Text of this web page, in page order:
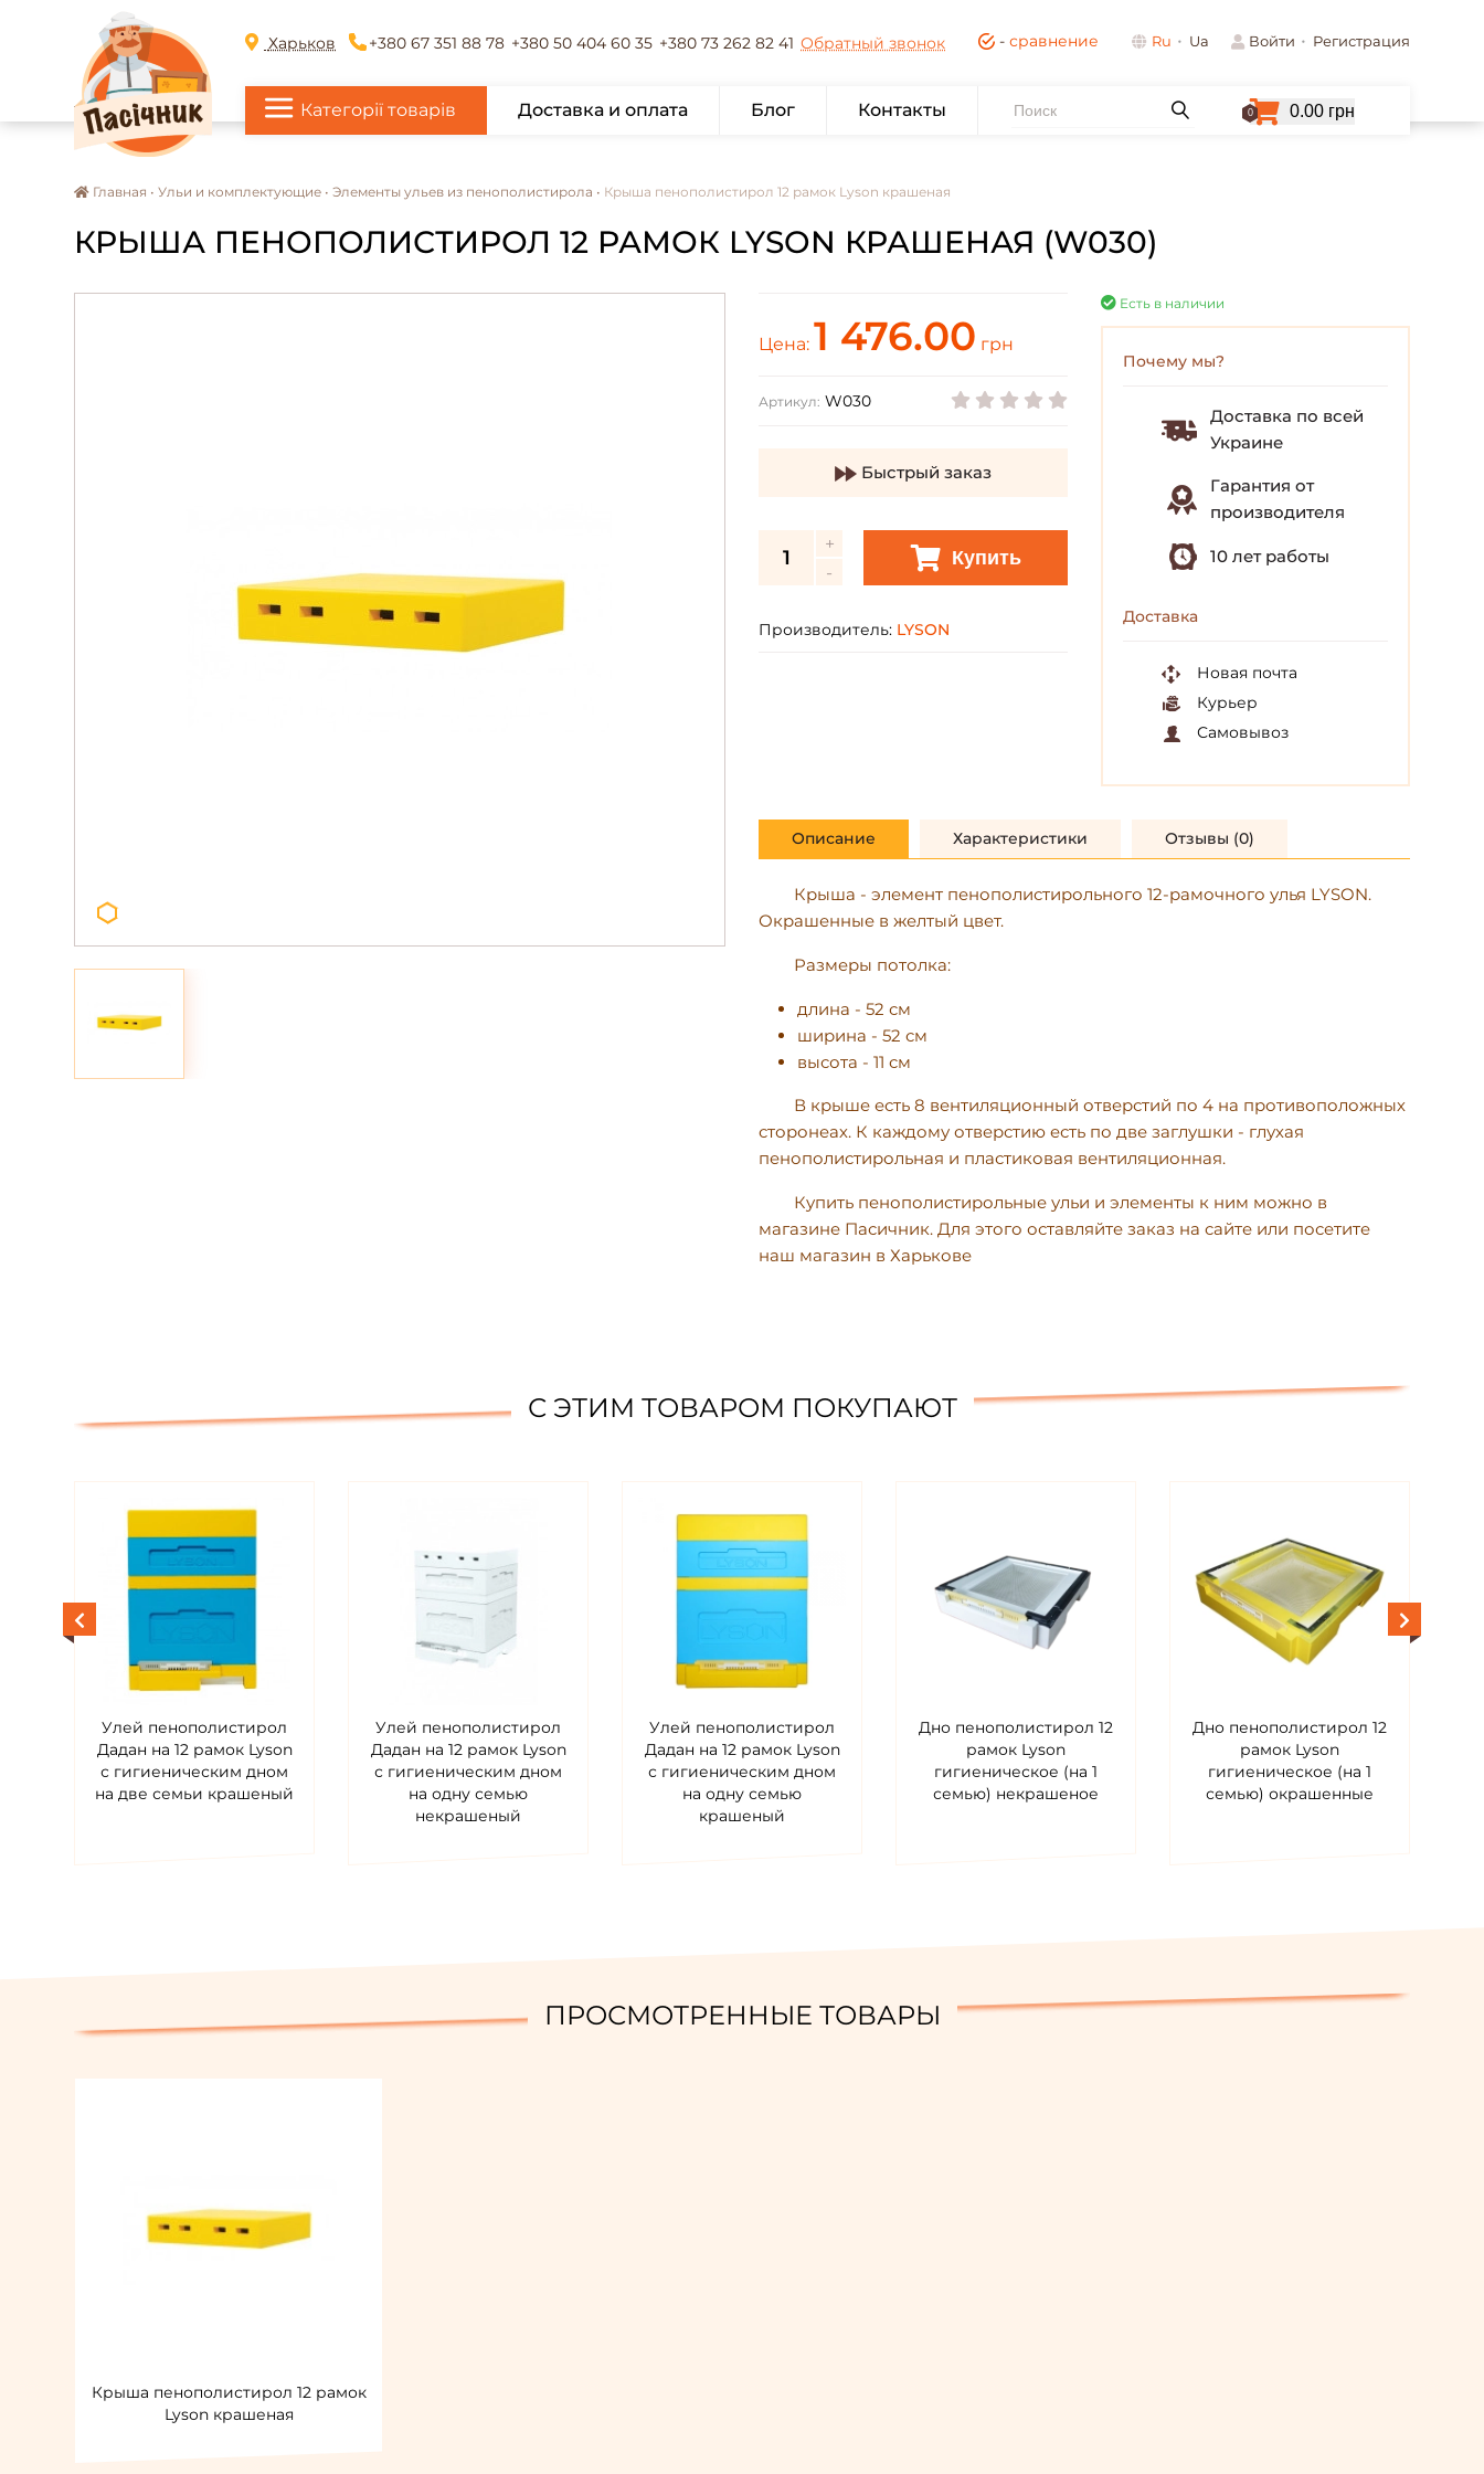
Харьков +380 67 351 88 78 +380 50 404 60 35 +380 73 262 82 41 Обратный звонок - сравнение Ru Ua Войти Регистрация
Категорії товарів Доставка и оплата Блог Контакты 0 0.00 грн
Главная • Ульи и комплектующие • Элементы ульев из пенополистирола • Крыша пенополистирол 12 рамок Lyson крашеная
КРЫША ПЕНОПОЛИСТИРОЛ 12 РАМОК LYSON КРАШЕНАЯ (W030)
Цена: 1 476.00 грн
Артикул: W030
Быстрый заказ
Купить
Производитель: LYSON
Есть в наличии
Почему мы?
Доставка по всей
Украине
Гарантия от
производителя
10 лет работы
Доставка
Новая почта
Курьер
Самовывоз
Описание Характеристики Отзывы (0)
Крыша - элемент пенополистирольного 12-рамочного улья LYSON.
Окрашенные в желтый цвет.
Размеры потолка:
длина - 52 см
ширина - 52 см
высота - 11 см
В крыше есть 8 вентиляционный отверстий по 4 на противоположных
сторонеах. К каждому отверстию есть по две заглушки - глухая
пенополистирольная и пластиковая вентиляционная.
Купить пенополистирольные ульи и элементы к ним можно в
магазине Пасичник. Для этого оставляйте заказ на сайте или посетите
наш магазин в Харькове
С ЭТИМ ТОВАРОМ ПОКУПАЮТ
Улей пенополистирол
Дадан на 12 рамок Lyson
с гигиеническим дном
на две семьи крашеный
Улей пенополистирол
Дадан на 12 рамок Lyson
с гигиеническим дном
на одну семью
некрашеный
Улей пенополистирол
Дадан на 12 рамок Lyson
с гигиеническим дном
на одну семью
крашеный
Дно пенополистирол 12
рамок Lyson
гигиеническое (на 1
семью) некрашеное
Дно пенополистирол 12
рамок Lyson
гигиеническое (на 1
семью) окрашенные
ПРОСМОТРЕННЫЕ ТОВАРЫ
Крыша пенополистирол 12 рамок
Lyson крашеная